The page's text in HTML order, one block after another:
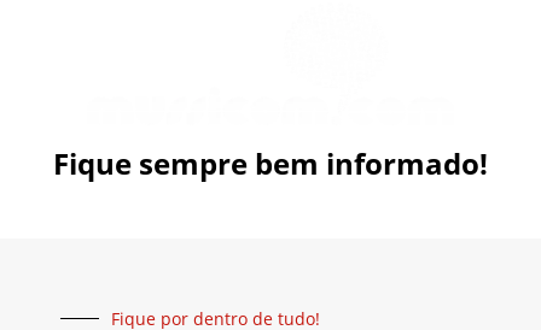
Fique sempre bem informado!
Fique por dentro de tudo!